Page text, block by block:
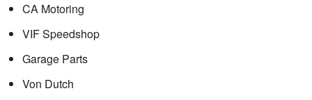
CA Motoring
VIF Speedshop
Garage Parts
Von Dutch